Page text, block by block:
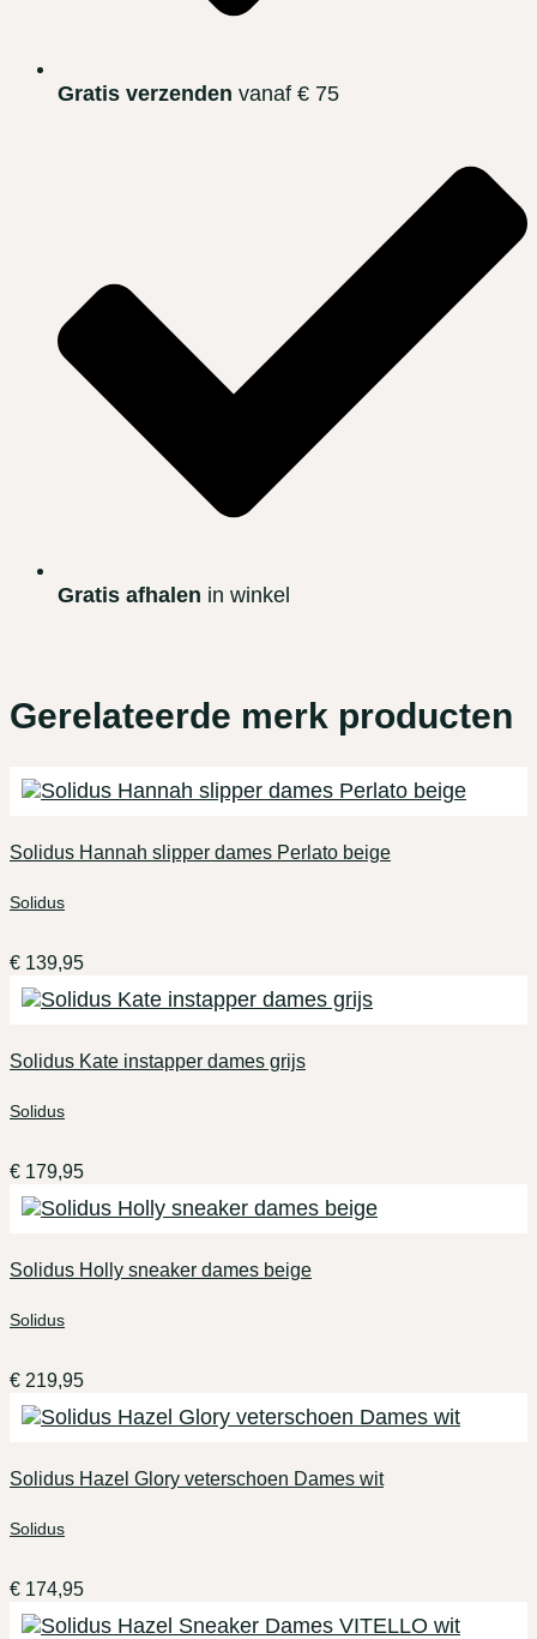
Gratis verzenden vanaf € 75
Gratis afhalen in winkel
Gerelateerde merk producten
Solidus Hannah slipper dames Perlato beige
Solidus
€ 139,95
Solidus Kate instapper dames grijs
Solidus
€ 179,95
Solidus Holly sneaker dames beige
Solidus
€ 219,95
Solidus Hazel Glory veterschoen Dames wit
Solidus
€ 174,95